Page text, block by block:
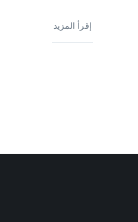
إقرأ المزيد